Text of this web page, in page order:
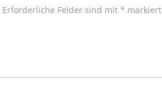
Erforderliche Felder sind mit * markiert